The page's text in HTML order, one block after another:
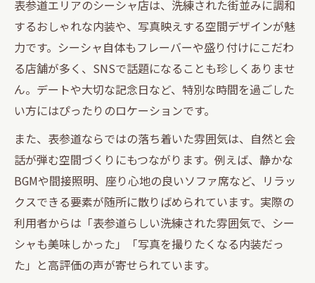
ム
シーシャデートが叶える心地よい会話の秘訣
シーシャデートで自然と会話が弾む理由と
は
隠れ家シーシャで距離が縮まるデートのコ
ツ
表参道で楽しむシーシャデートのポイント
解説
2軒目利用におすすめなシーシャデートの流
れ
青山一丁目で体験する上質なシーシャデー
ト
表参道エリアのシーシャ店は、洗練された街並みに調和
するおしゃれな内装や、写真映えする空間デザインが魅
力です。シーシャ自体もフレーバーや盛り付けにこだわ
る店舗が多く、SNSで話題になることも珍しくありませ
ん。デートや大切な記念日など、特別な時間を過ごした
い方にはぴったりのロケーションです。
また、表参道ならではの落ち着いた雰囲気は、自然と会
話が弾む空間づくりにもつながります。例えば、静かな
BGMや間接照明、座り心地の良いソファ席など、リラッ
クスできる要素が随所に散りばめられています。実際の
利用者からは「表参道らしい洗練された雰囲気で、シー
シャも美味しかった」「写真を撮りたくなる内装だっ
た」と高評価の声が寄せられています。